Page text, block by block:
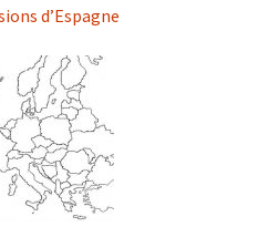
d’Espagne